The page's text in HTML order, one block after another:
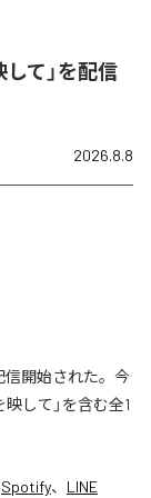
て」を配信
2026.8.8
信開始された。今
して」を含む全1
Spotify、 LINE